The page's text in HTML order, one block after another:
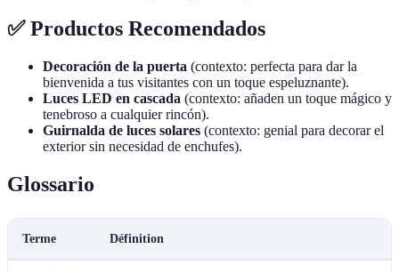
✅ Productos Recomendados
Decoración de la puerta (contexto: perfecta para dar la
bienvenida a tus visitantes con un toque espeluznante).
Luces LED en cascada (contexto: añaden un toque mágico y
tenebroso a cualquier rincón).
Guirnalda de luces solares (contexto: genial para decorar el
exterior sin necesidad de enchufes).
Glossario
Terme Définition